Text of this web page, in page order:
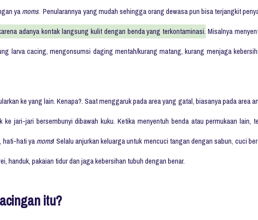
yamoms. Penularannya yang mudah sehingga orang dewasa pun bisa terjangkit
adanya kontak langsung kulit dengan benda yang terkontaminasi.Misalnya
larva cacing, mengonsumsi daging mentah/kurang matang, kurang menjaga
ke yang lain. Kenapa?. Saat menggaruk pada area yang gatal, biasanya pada area
jari-jari bersembunyi dibawah kuku. Ketika menyentuh benda atau permukaan lain,
hati-hati yamoms! Selalu anjurkan keluarga untuk mencuci tangan dengan sabun, cuci
handuk, pakaian tidur dan jaga kebersihan tubuh dengan benar.
itu?